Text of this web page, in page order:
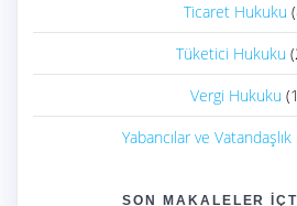
Ticaret Hukuku
Tüketici Hukuku
Vergi Hukuku
Yabancılar ve
SON MAKALELER